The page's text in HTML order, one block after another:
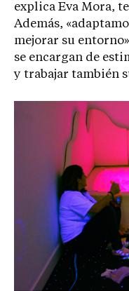
explica Eva Mora,
Además,
mejorar su
se encargan de
y trabajar también